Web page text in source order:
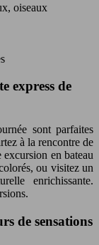
oiseaux
express de
sont parfaites
à la rencontre de
en bateau
ou visitez un
enrichissante.
de sensations